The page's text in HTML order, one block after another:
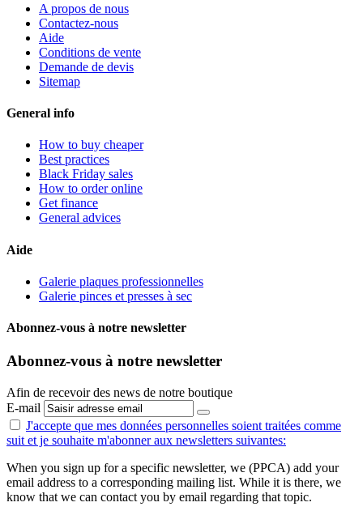
A propos de nous
Contactez-nous
Aide
Conditions de vente
Demande de devis
Sitemap
General info
How to buy cheaper
Best practices
Black Friday sales
How to order online
Get finance
General advices
Aide
Galerie plaques professionnelles
Galerie pinces et presses à sec
Abonnez-vous à notre newsletter
Abonnez-vous à notre newsletter
Afin de recevoir des news de notre boutique
E-mail
J'accepte que mes données personnelles soient traitées comme
suit et je souhaite m'abonner aux newsletters suivantes:
When you sign up for a specific newsletter, we (PPCA) add your
email address to a corresponding mailing list. While it is there, we
know that we can contact you by email regarding that topic.